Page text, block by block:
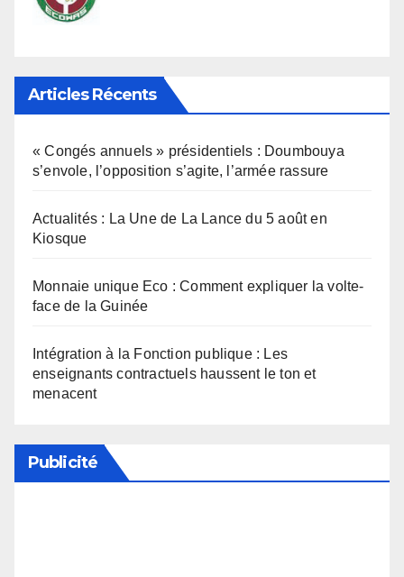
Articles Récents
« Congés annuels » présidentiels : Doumbouya
s’envole, l’opposition s’agite, l’armée rassure
Actualités : La Une de La Lance du 5 août en
Kiosque
Monnaie unique Eco : Comment expliquer la volte-
face de la Guinée
Intégration à la Fonction publique : Les
enseignants contractuels haussent le ton et
menacent
Publicité